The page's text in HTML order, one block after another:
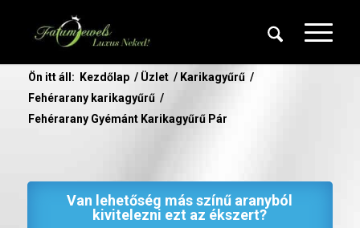
Ön itt áll: Kezdőlap / Üzlet / Karikagyűrű /
Fehérarany karikagyűrű /
Fehérarany Gyémánt Karikagyűrű Pár
Van lehetőség más színű aranyból
kivitelezni ezt az ékszert?